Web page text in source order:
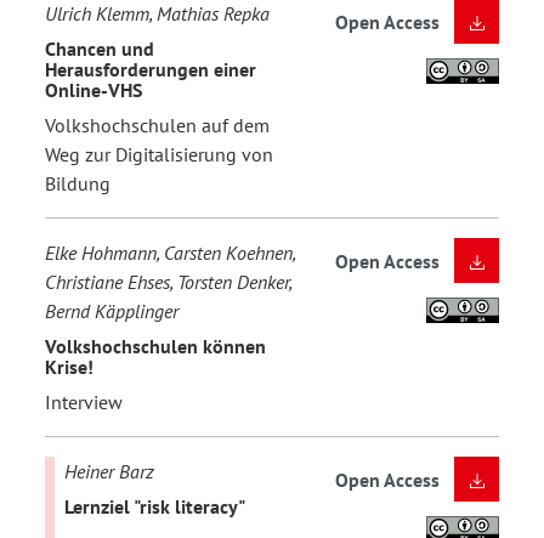
Ulrich Klemm, Mathias Repka
Chancen und
Herausforderungen einer
Online-VHS
Volkshochschulen auf dem
Weg zur Digitalisierung von
Bildung
Open Access
Elke Hohmann, Carsten Koehnen,
Christiane Ehses, Torsten Denker,
Bernd Käpplinger
Volkshochschulen können
Krise!
Interview
Open Access
Heiner Barz
Lernziel "risk literacy"
Open Access